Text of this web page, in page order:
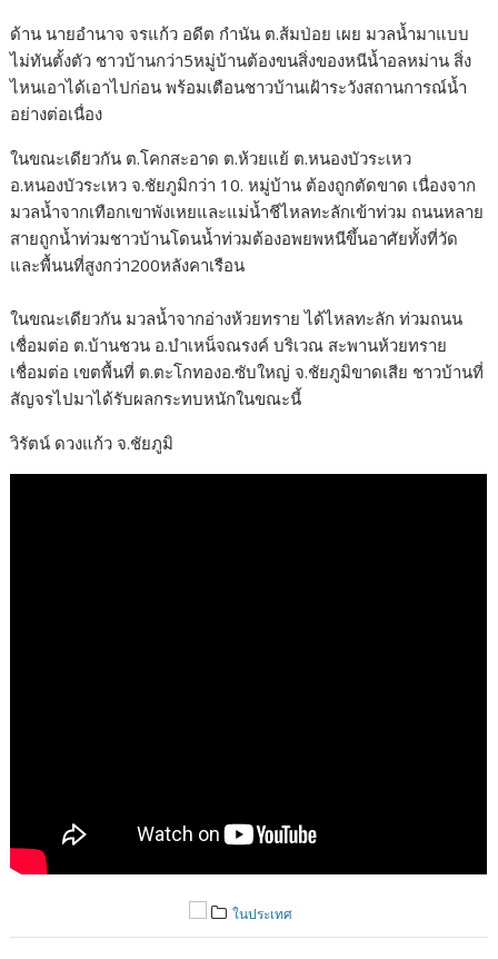
ด้าน นายอำนาจ จรแก้ว อดีต กำนัน ต.ส้มป่อย เผย มวลน้ำมาแบบ
ไม่ทันตั้งตัว ชาวบ้านกว่า5หมู่บ้านต้องขนสิ่งของหนีน้ำอลหม่าน สิ่ง
ไหนเอาได้เอาไปก่อน พร้อมเตือนชาวบ้านเฝ้าระวังสถานการณ์น้ำ
อย่างต่อเนื่อง
ในขณะเดียวกัน ต.โคกสะอาด ต.ห้วยแย้ ต.หนองบัวระเหว
อ.หนองบัวระเหว จ.ชัยภูมิกว่า 10. หมู่บ้าน ต้องถูกตัดขาด เนื่องจาก
มวลน้ำจากเทือกเขาพังเหยและแม่น้ำชีไหลทะลักเข้าท่วม ถนนหลาย
สายถูกน้ำท่วมชาวบ้านโดนน้ำท่วมต้องอพยพหนีขึ้นอาศัยทั้งที่วัด
และพื้นนที่สูงกว่า200หลังคาเรือน
ในขณะเดียวกัน มวลน้ำจากอ่างห้วยทราย ได้ไหลทะลัก ท่วมถนน
เชื่อมต่อ ต.บ้านชวน อ.บำเหน็จณรงค์ บริเวณ สะพานห้วยทราย
เชื่อมต่อ เขตพื้นที่ ต.ตะโกทองอ.ซับใหญ่ จ.ชัยภูมิขาดเสีย ชาวบ้านที่
สัญจรไปมาได้รับผลกระทบหนักในขณะนี้
วิรัตน์ ดวงแก้ว จ.ชัยภูมิ
ในประเทศ